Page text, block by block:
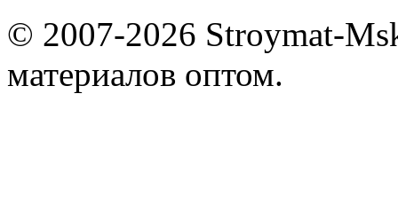
© 2007-2026 Stroymat-
материалов оптом.